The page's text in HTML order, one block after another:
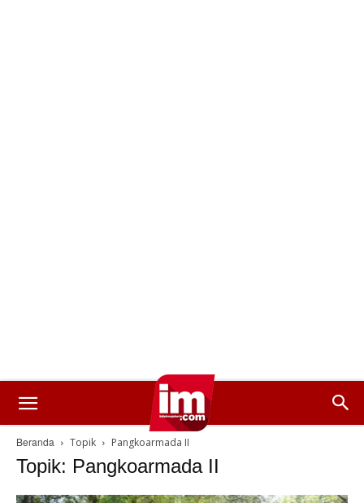
Beranda Topik Pangkoarmada II
Topik: Pangkoarmada II